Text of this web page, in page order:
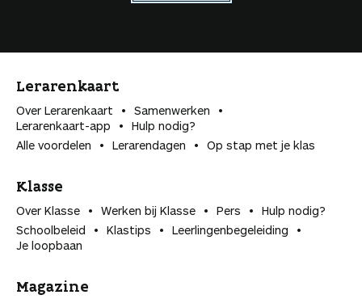
Lerarenkaart
Over Lerarenkaart
Samenwerken
Lerarenkaart-app
Hulp nodig?
Alle voordelen
Lerarendagen Op stap met je klas
Klasse
Over Klasse Werken bij Klasse Pers
Hulp nodig?
Schoolbeleid
Klastips
Leerlingen­begeleiding
Je loopbaan
Magazine